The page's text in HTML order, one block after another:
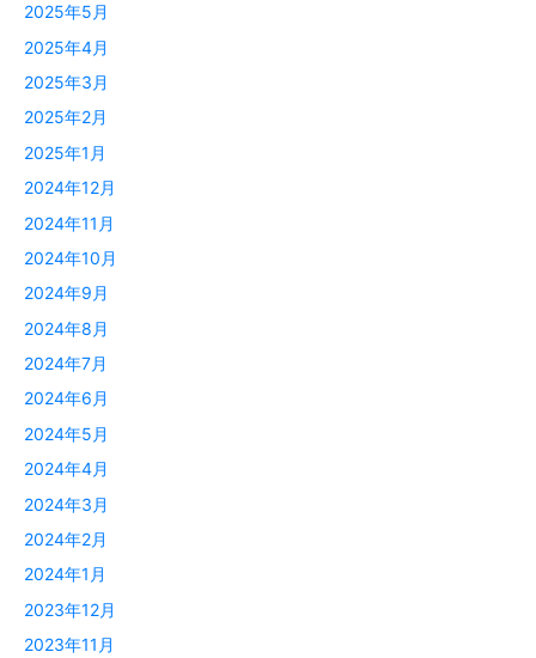
2025年5月
2025年4月
2025年3月
2025年2月
2025年1月
2024年12月
2024年11月
2024年10月
2024年9月
2024年8月
2024年7月
2024年6月
2024年5月
2024年4月
2024年3月
2024年2月
2024年1月
2023年12月
2023年11月